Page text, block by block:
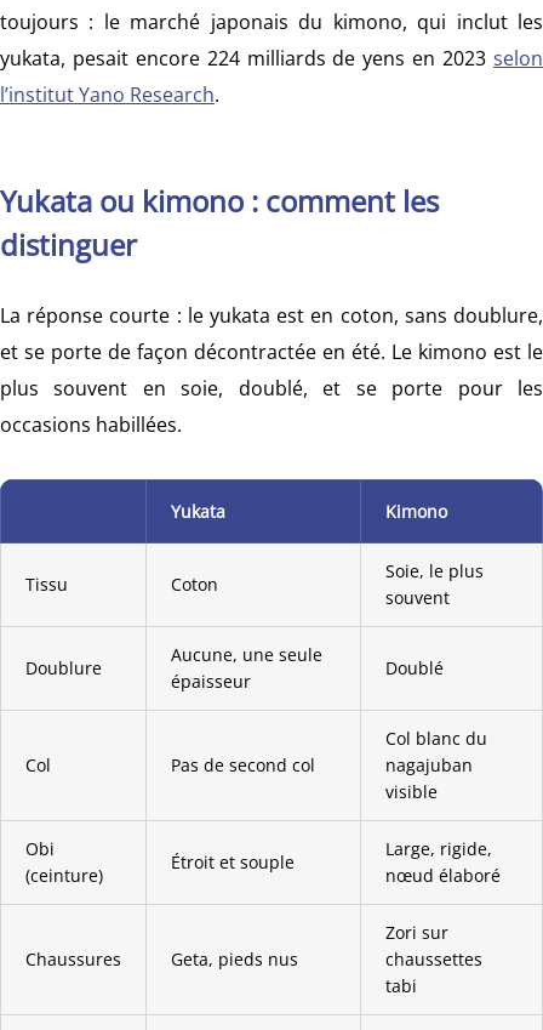
toujours : le marché japonais du kimono, qui inclut les
yukata, pesait encore 224 milliards de yens en 2023 selon
l’institut Yano Research.
Yukata ou kimono : comment les
distinguer
La réponse courte : le yukata est en coton, sans doublure,
et se porte de façon décontractée en été. Le kimono est le
plus souvent en soie, doublé, et se porte pour les
occasions habillées.
Yukata Kimono
Tissu Coton
Soie, le plus
souvent
Doublure
Aucune, une seule
épaisseur
Doublé
Col Pas de second col
Col blanc du
nagajuban
visible
Obi
(ceinture)
Étroit et souple
Large, rigide,
nœud élaboré
Chaussures Geta, pieds nus
Zori sur
chaussettes
tabi